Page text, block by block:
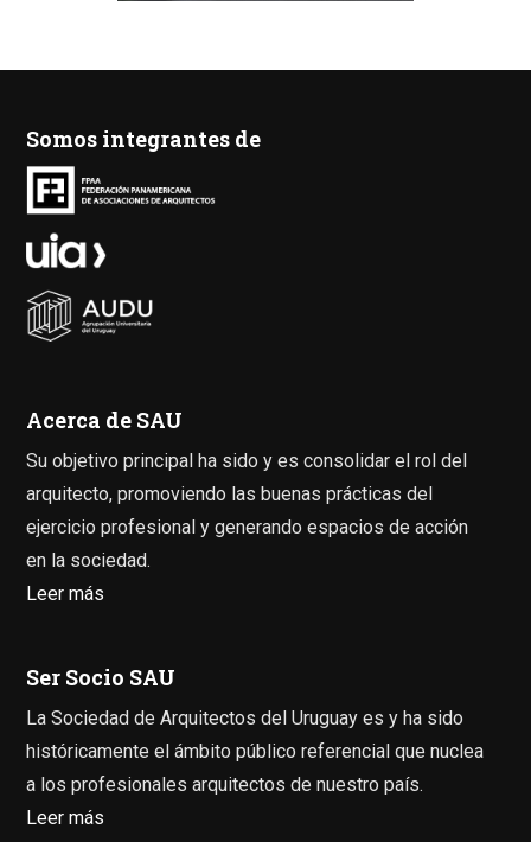
Somos integrantes de
Acerca de SAU
Su objetivo principal ha sido y es consolidar el rol del
arquitecto, promoviendo las buenas prácticas del
ejercicio profesional y generando espacios de acción
en la sociedad.
Leer más
Ser Socio SAU
La Sociedad de Arquitectos del Uruguay es y ha sido
históricamente el ámbito público referencial que nuclea
a los profesionales arquitectos de nuestro país.
Leer más